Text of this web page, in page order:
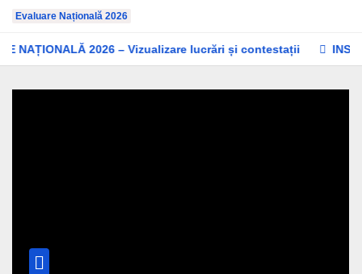
Evaluare Națională 2026
2026 – Vizualizare lucrări și contestații